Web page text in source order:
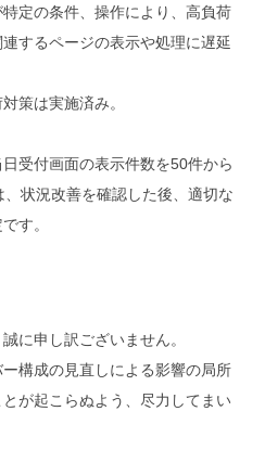
定の条件、操作により、高負荷
するページの表示や処理に遅延
策は実施済み。
受付画面の表示件数を50件から
状況改善を確認した後、適切な
す。
に申し訳ございません。
構成の見直しによる影響の局所
が起こらぬよう、尽力してまい